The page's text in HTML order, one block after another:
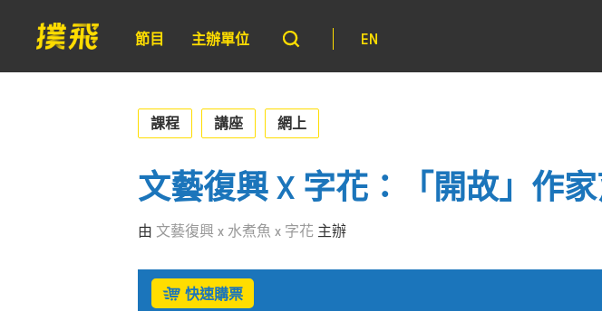
節目 主辦單位 EN
課程 講座 網上
文藝復興 X 字花：「開故」作
由 文藝復興 x 水煮魚 x 字花 主辦
快速購票